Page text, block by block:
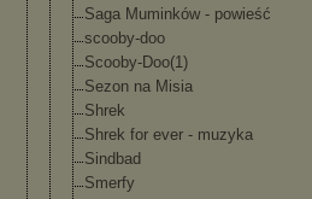
Saga Muminków - powieść
scooby-doo
Scooby-Doo(1)
Sezon na Misia
Shrek
Shrek for ever - muzyka
Sindbad
Smerfy